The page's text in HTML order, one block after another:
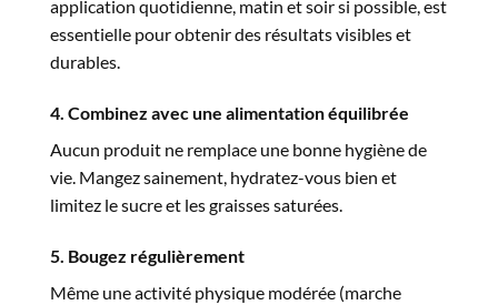
application quotidienne, matin et soir si possible, est
essentielle pour obtenir des résultats visibles et
durables.
4. Combinez avec une alimentation équilibrée
Aucun produit ne remplace une bonne hygiène de
vie. Mangez sainement, hydratez-vous bien et
limitez le sucre et les graisses saturées.
5. Bougez régulièrement
Même une activité physique modérée (marche